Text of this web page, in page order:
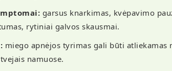
garsus knarkimas, kvėpavimo
rytiniai galvos skausmai.
miego apnėjos tyrimas gali būti
namuose.